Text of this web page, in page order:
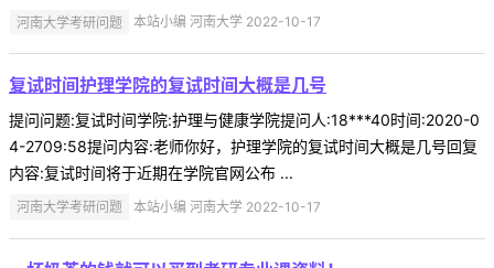
河南大学考研问题 本站小编 河南大学 2022-10-17
复试时间护理学院的复试时间大概是几号
提问问题:复试时间学院:护理与健康学院提问人:18***40时间:2020-0
4-2709:58提问内容:老师你好，护理学院的复试时间大概是几号回复
内容:复试时间将于近期在学院官网公布 ...
河南大学考研问题 本站小编 河南大学 2022-10-17